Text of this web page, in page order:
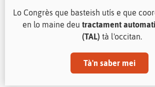
Lo Congrès que basteish utís e que
en lo maine deu tractament
(TAL) tà l'occitan.
Tà'n saber mei